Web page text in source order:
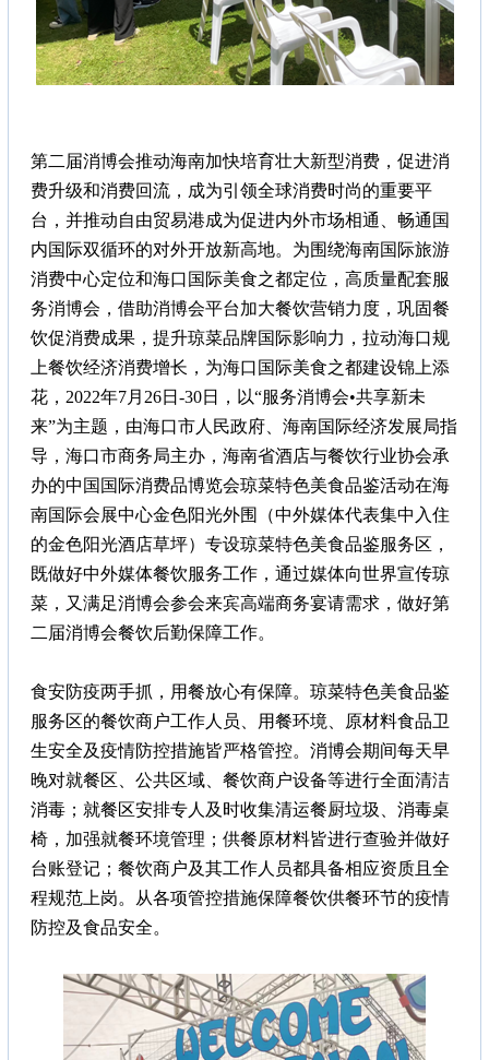
第二届消博会推动海南加快培育壮大新型消费，促进消
费升级和消费回流，成为引领全球消费时尚的重要平
台，并推动自由贸易港成为促进内外市场相通、畅通国
内国际双循环的对外开放新高地。为围绕海南国际旅游
消费中心定位和海口国际美食之都定位，高质量配套服
务消博会，借助消博会平台加大餐饮营销力度，巩固餐
饮促消费成果，提升琼菜品牌国际影响力，拉动海口规
上餐饮经济消费增长，为海口国际美食之都建设锦上添
花，2022年7月26日-30日，以“服务消博会•共享新未
来”为主题，由海口市人民政府、海南国际经济发展局指
导，海口市商务局主办，海南省酒店与餐饮行业协会承
办的中国国际消费品博览会琼菜特色美食品鉴活动在海
南国际会展中心金色阳光外围（中外媒体代表集中入住
的金色阳光酒店草坪）专设琼菜特色美食品鉴服务区，
既做好中外媒体餐饮服务工作，通过媒体向世界宣传琼
菜，又满足消博会参会来宾高端商务宴请需求，做好第
二届消博会餐饮后勤保障工作。
食安防疫两手抓，用餐放心有保障。琼菜特色美食品鉴
服务区的餐饮商户工作人员、用餐环境、原材料食品卫
生安全及疫情防控措施皆严格管控。消博会期间每天早
晚对就餐区、公共区域、餐饮商户设备等进行全面清洁
消毒；就餐区安排专人及时收集清运餐厨垃圾、消毒桌
椅，加强就餐环境管理；供餐原材料皆进行查验并做好
台账登记；餐饮商户及其工作人员都具备相应资质且全
程规范上岗。从各项管控措施保障餐饮供餐环节的疫情
防控及食品安全。